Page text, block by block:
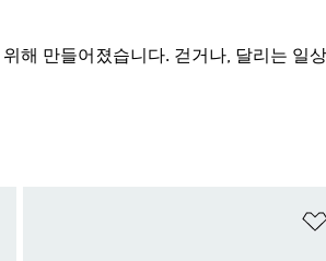
해 만들어졌습니다. 걷거나, 달리는 일